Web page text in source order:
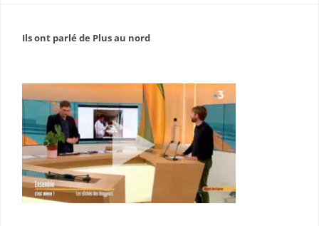
Ils ont parlé de Plus au nord